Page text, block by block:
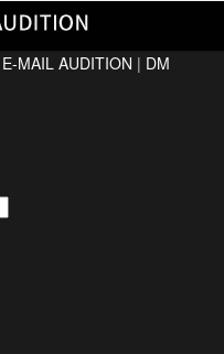
E-MAIL AUDITION | DM